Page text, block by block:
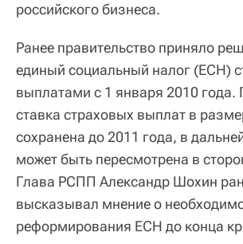
российского бизнеса.
Ранее правительство приняло
единый социальный налог (ЕСН)
выплатами с 1 января 2010 года.
ставка страховых выплат в
сохранена до 2011 года, в
может быть пересмотрена в
Глава РСПП Александр Шохин
высказывал мнение о
реформирования ЕСН до конца